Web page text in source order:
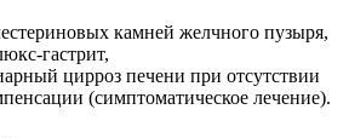
камней желчного пузыря,
гастрит,
цирроз печени при отсутствии
(симптоматическое лечение).